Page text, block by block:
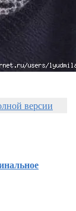
версии